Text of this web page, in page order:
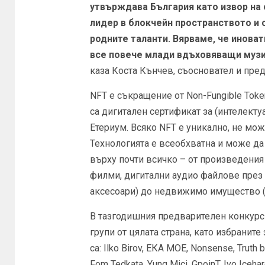
утвърждава България като извор
лидер в блокчейн пространството
родните таланти. Вярваме, че
все повече млади вдъховяващи
каза Коста Кънчев, съосновател и
NFT е съкращение от Non-Fungible
са дигитален сертификат за
Етериум. Всяко NFT е уникално, не
Технологията е всеобхватна и може
върху почти всичко – от
филми, дигитални аудио файлове през
аксесоари) до недвижимо имущество
В тазгодишния предварителен
групи от цялата страна, като
са: Ilko Birov, ЕКА МОЕ, Nonsense, Truth